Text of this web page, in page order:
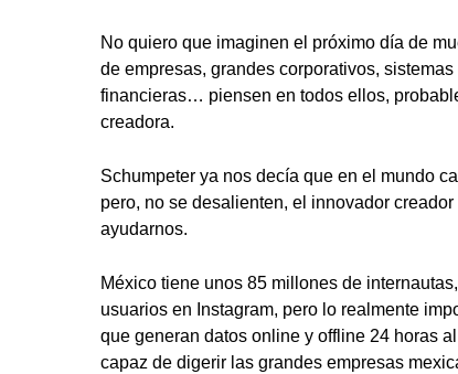
No quiero que imaginen el próximo día de
de empresas, grandes corporativos,
financieras… piensen en todos ellos,
creadora.
Schumpeter ya nos decía que en el mundo
pero, no se desalienten, el innovador
ayudarnos.
México tiene unos 85 millones de
usuarios en Instagram, pero lo realmente
que generan datos online y offline 24 horas
capaz de digerir las grandes empresas